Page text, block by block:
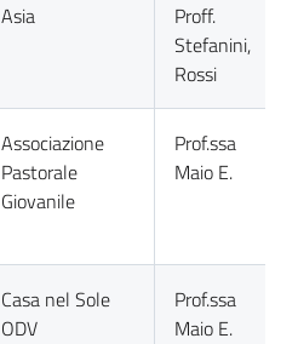
Asia
Proff.
Stefanini,
Rossi
Associazione
Pastorale
Giovanile
Prof.ssa
Maio E.
Casa nel Sole
ODV
Prof.ssa
Maio E.